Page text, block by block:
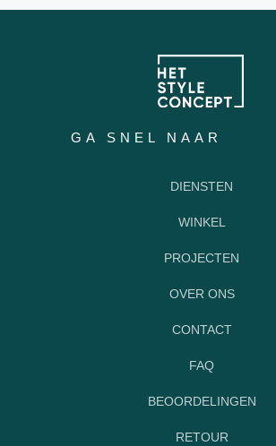
GA SNEL NAAR
DIENSTEN
WINKEL
PROJECTEN
OVER ONS
CONTACT
FAQ
BEOORDELINGEN
RETOUR